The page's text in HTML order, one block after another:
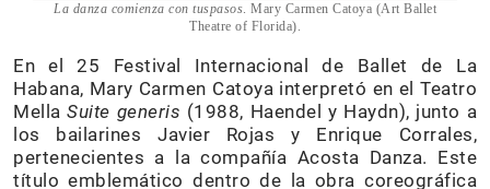
La danza comienza con tuspasos. Mary Carmen Catoya (Art Ballet
Theatre of Florida).
En el 25 Festival Internacional de Ballet de La
Habana, Mary Carmen Catoya interpretó en el Teatro
MellaSuite generis (1988, Haendel y Haydn), junto a
los bailarines Javier Rojas y Enrique Corrales,
pertenecientes a la compañía Acosta Danza. Este
título emblemático dentro de la obra coreográfica